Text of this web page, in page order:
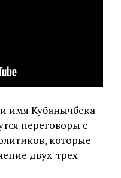
имя Кубанычбека
переговоры с
которые
двух-трех